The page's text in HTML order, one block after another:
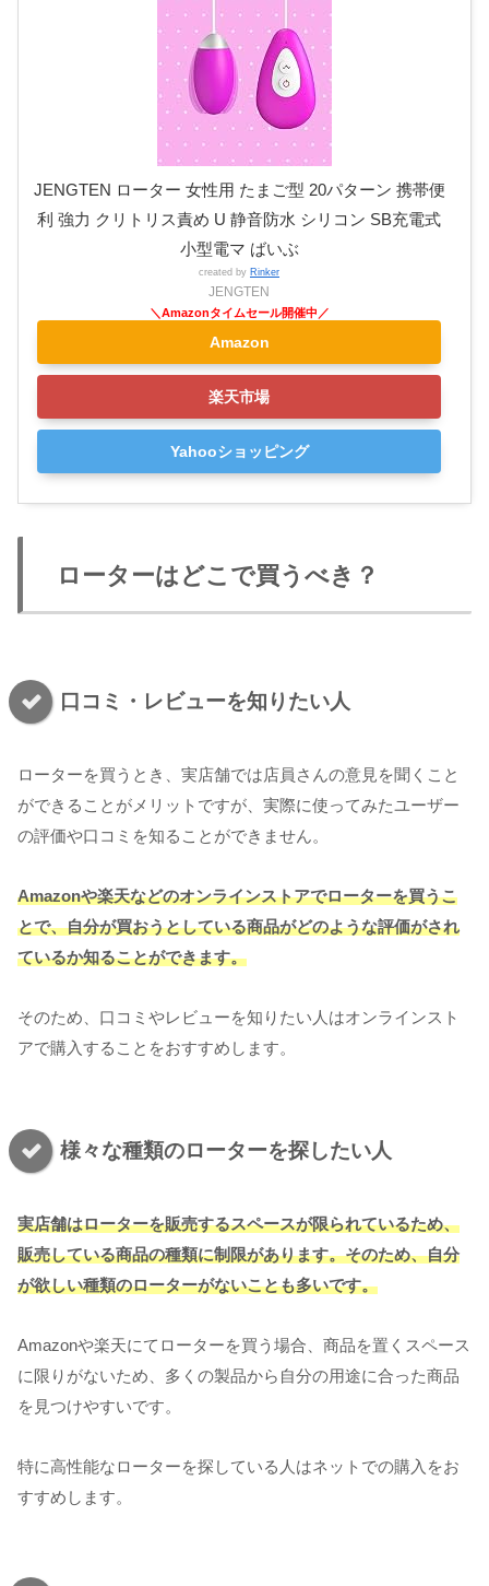
JENGTEN ローター 女性用 たまご型 20パターン 携帯便
利 強力 クリトリス責め U 静音防水 シリコン SB充電式
小型電マ ばいぶ
created by Rinker
JENGTEN
Amazon
楽天市場
Yahooショッピング
ローターはどこで買うべき？
口コミ・レビューを知りたい人
ローターを買うとき、実店舗では店員さんの意見を聞くこと
ができることがメリットですが、実際に使ってみたユーザー
の評価や口コミを知ることができません。
Amazonや楽天などのオンラインストアでローターを買うこ
とで、自分が買おうとしている商品がどのような評価がされ
ているか知ることができます。
そのため、口コミやレビューを知りたい人はオンラインスト
アで購入することをおすすめします。
様々な種類のローターを探したい人
実店舗はローターを販売するスペースが限られているため、
販売している商品の種類に制限があります。そのため、自分
が欲しい種類のローターがないことも多いです。
Amazonや楽天にてローターを買う場合、商品を置くスペース
に限りがないため、多くの製品から自分の用途に合った商品
を見つけやすいです。
特に高性能なローターを探している人はネットでの購入をお
すすめします。